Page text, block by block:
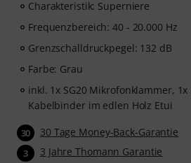
Charakteristik: Superniere
Frequenzbereich: 40 - 20.000 Hz
Grenzschalldruckpegel: 132 dB
Farbe: Grau
inkl. 1x SG20 Mikrofonklammer,
Kabelbinder im edlen Holz Etui
30 30 Tage Money-Back-Garantie
3 3 Jahre Thomann Garantie